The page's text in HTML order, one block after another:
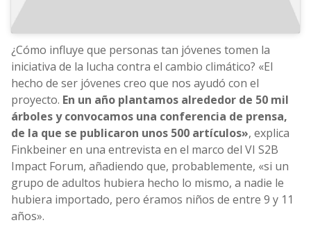
¿Cómo influye que personas tan jóvenes tomen la
iniciativa de la lucha contra el cambio climático? «El
hecho de ser jóvenes creo que nos ayudó con el
proyecto. En un año plantamos alrededor de 50 mil
árboles y convocamos una conferencia de prensa,
de la que se publicaron unos 500 artículos», explica
Finkbeiner en una entrevista en el marco del VI S2B
Impact Forum, añadiendo que, probablemente, «si un
grupo de adultos hubiera hecho lo mismo, a nadie le
hubiera importado, pero éramos niños de entre 9 y 11
años».